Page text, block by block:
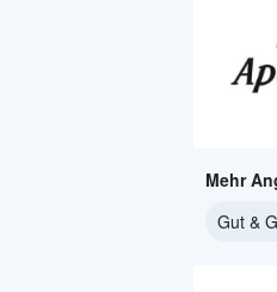
Mehr
Gut &